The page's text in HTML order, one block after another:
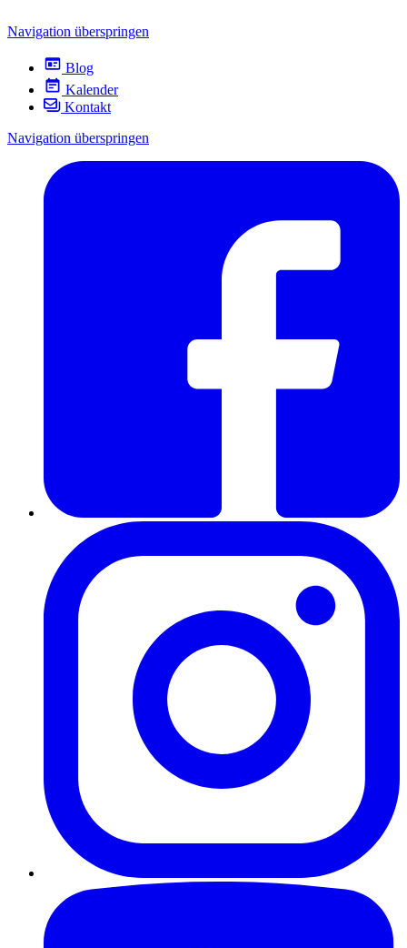
Navigation überspringen
Blog
Kalender
Kontakt
Navigation überspringen